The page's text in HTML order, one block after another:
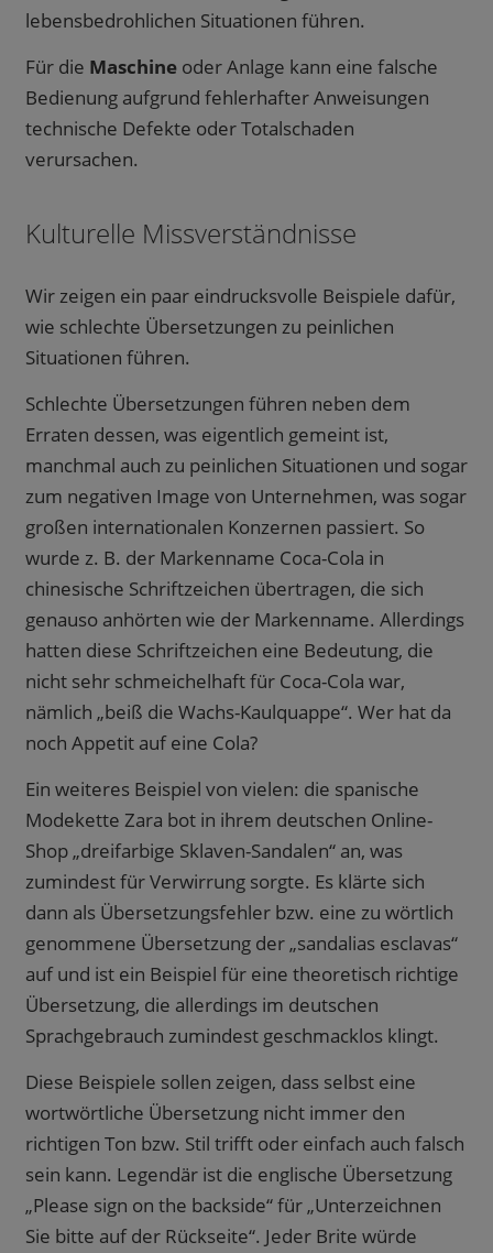
lebensbedrohlichen Situationen führen.
Für die Maschine oder Anlage kann eine falsche
Bedienung aufgrund fehlerhafter Anweisungen
technische Defekte oder Totalschaden
verursachen.
Kulturelle Missverständnisse
Wir zeigen ein paar eindrucksvolle Beispiele dafür,
wie schlechte Übersetzungen zu peinlichen
Situationen führen.
Schlechte Übersetzungen führen neben dem
Erraten dessen, was eigentlich gemeint ist,
manchmal auch zu peinlichen Situationen und sogar
zum negativen Image von Unternehmen, was sogar
großen internationalen Konzernen passiert. So
wurde z. B. der Markenname Coca-Cola in
chinesische Schriftzeichen übertragen, die sich
genauso anhörten wie der Markenname. Allerdings
hatten diese Schriftzeichen eine Bedeutung, die
nicht sehr schmeichelhaft für Coca-Cola war,
nämlich „beiß die Wachs-Kaulquappe“. Wer hat da
noch Appetit auf eine Cola?
Ein weiteres Beispiel von vielen: die spanische
Modekette Zara bot in ihrem deutschen Online-
Shop „dreifarbige Sklaven-Sandalen“ an, was
zumindest für Verwirrung sorgte. Es klärte sich
dann als Übersetzungsfehler bzw. eine zu wörtlich
genommene Übersetzung der „sandalias esclavas“
auf und ist ein Beispiel für eine theoretisch richtige
Übersetzung, die allerdings im deutschen
Sprachgebrauch zumindest geschmacklos klingt.
Diese Beispiele sollen zeigen, dass selbst eine
wortwörtliche Übersetzung nicht immer den
richtigen Ton bzw. Stil trifft oder einfach auch falsch
sein kann. Legendär ist die englische Übersetzung
„Please sign on the backside“ für „Unterzeichnen
Sie bitte auf der Rückseite“. Jeder Brite würde